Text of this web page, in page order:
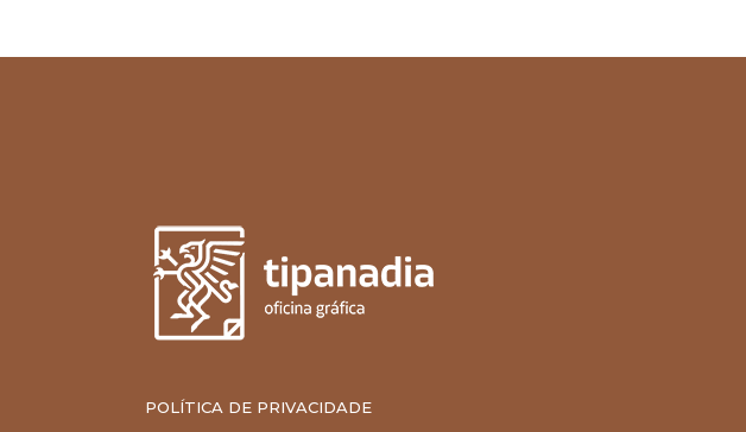
POLÍTICA DE PRIVACIDADE